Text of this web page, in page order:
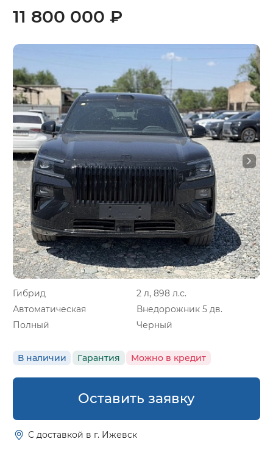
Гибрид
2 л, 898 л.с.
Автоматическая
Внедорожник 5 дв.
Полный
Черный
В наличии Гарантия Можно в кредит
11 800 000 ₽
Оставить заявку
С доставкой в г. Ижевск